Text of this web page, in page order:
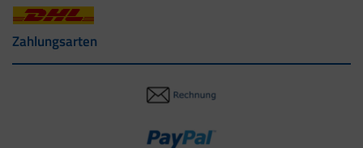
Zahlungsarten